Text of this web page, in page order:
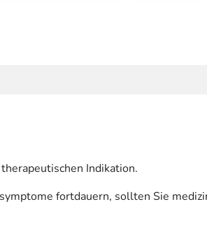
Indikation.
fortdauern, sollten Sie